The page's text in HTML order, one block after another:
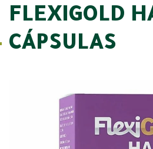
FLEXIGOLD
CÁPSULAS